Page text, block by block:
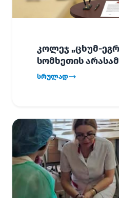
კოლეჯ „ცხუმ-
სომხეთის
ორგანიზაცია
სრულად